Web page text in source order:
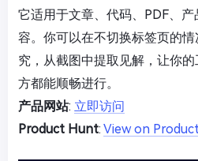
它适用于文章、代码、PDF、
容。你可以在不切换标签页的
究，从截图中提取见解，让你
方都能顺畅进行。
产品网站: 立即访问
Product Hunt: View on